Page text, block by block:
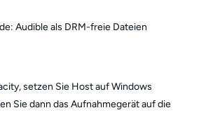
setzen Sie Host auf Windows
Sie dann das Aufnahmegerät auf die